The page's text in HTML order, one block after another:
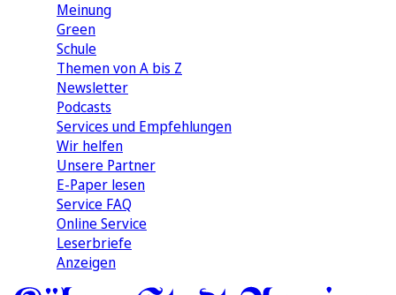
Meinung
Green
Schule
Themen von A bis Z
Newsletter
Podcasts
Services und Empfehlungen
Wir helfen
Unsere Partner
E-Paper lesen
Service FAQ
Online Service
Leserbriefe
Anzeigen